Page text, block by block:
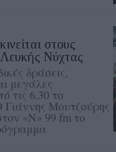
στους
Νύχτας
δράσεις,
μεγάλες
τις 6.30 το
Μουτζούρης
«Ν» 99 fm το